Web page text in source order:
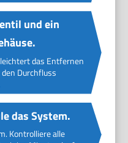
und ein
das Entfernen
Durchfluss
das System.
Kontrolliere alle